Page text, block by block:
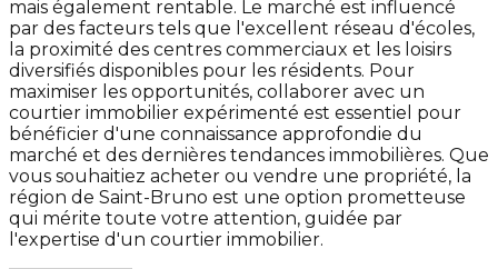
mais également rentable. Le marché est influencé
par des facteurs tels que l'excellent réseau d'écoles,
la proximité des centres commerciaux et les loisirs
diversifiés disponibles pour les résidents. Pour
maximiser les opportunités, collaborer avec un
courtier immobilier expérimenté est essentiel pour
bénéficier d'une connaissance approfondie du
marché et des dernières tendances immobilières. Que
vous souhaitiez acheter ou vendre une propriété, la
région de Saint-Bruno est une option prometteuse
qui mérite toute votre attention, guidée par
l'expertise d'un courtier immobilier.